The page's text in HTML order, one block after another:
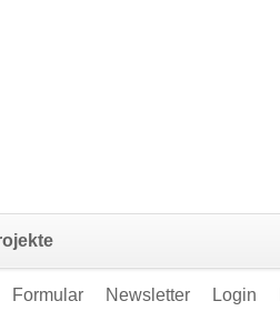
überspringen
Formular Newsletter Login